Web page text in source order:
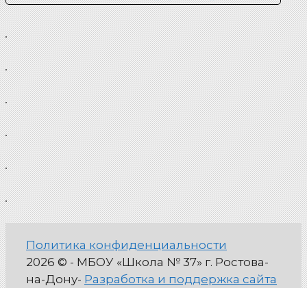
Политика конфиденциальности
2026 © - МБОУ «Школа № 37» г. Ростова-
на-Дону- Разработка и поддержка сайта